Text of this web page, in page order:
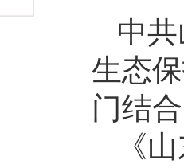
中
生态
门结
《